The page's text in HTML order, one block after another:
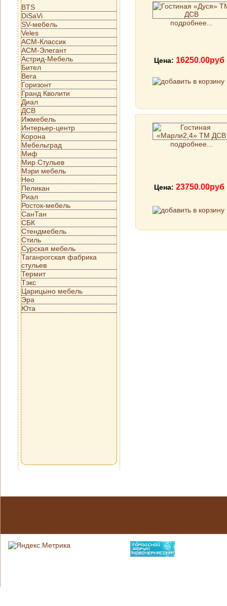
BTS
DiSaVi
SV-мебель
Veles
АСМ-Классик
АСМ-Элегант
Астрид-Мебель
Бител
Вега
Горизонт
Гранд Кволити
Диал
ДСВ
Ижмебель
Интерьер-центр
Корона
Мебельград
Миф
Мир Стульев
Мэри мебель
Нео
Пеликан
Риал
Росток-мебель
СанТан
СБК
Стендмебель
Стиль
Сурская мебель
Таганрогская фабрика
стульев
Термит
Тэкс
Царицыно мебель
Эра
Юта
подробнее...
Цена: 16250.00руб
подробнее...
Цена: 23750.00руб